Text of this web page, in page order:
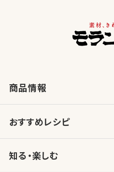
商品情報
おすすめレシピ
知る・楽しむ